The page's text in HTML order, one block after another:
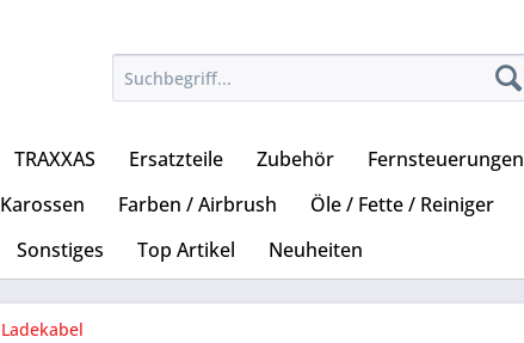
TRAXXAS Ersatzteile Zubehör Fernsteuerungen
Karossen Farben / Airbrush Öle / Fette / Reiniger
Sonstiges Top Artikel Neuheiten
Ladekabel